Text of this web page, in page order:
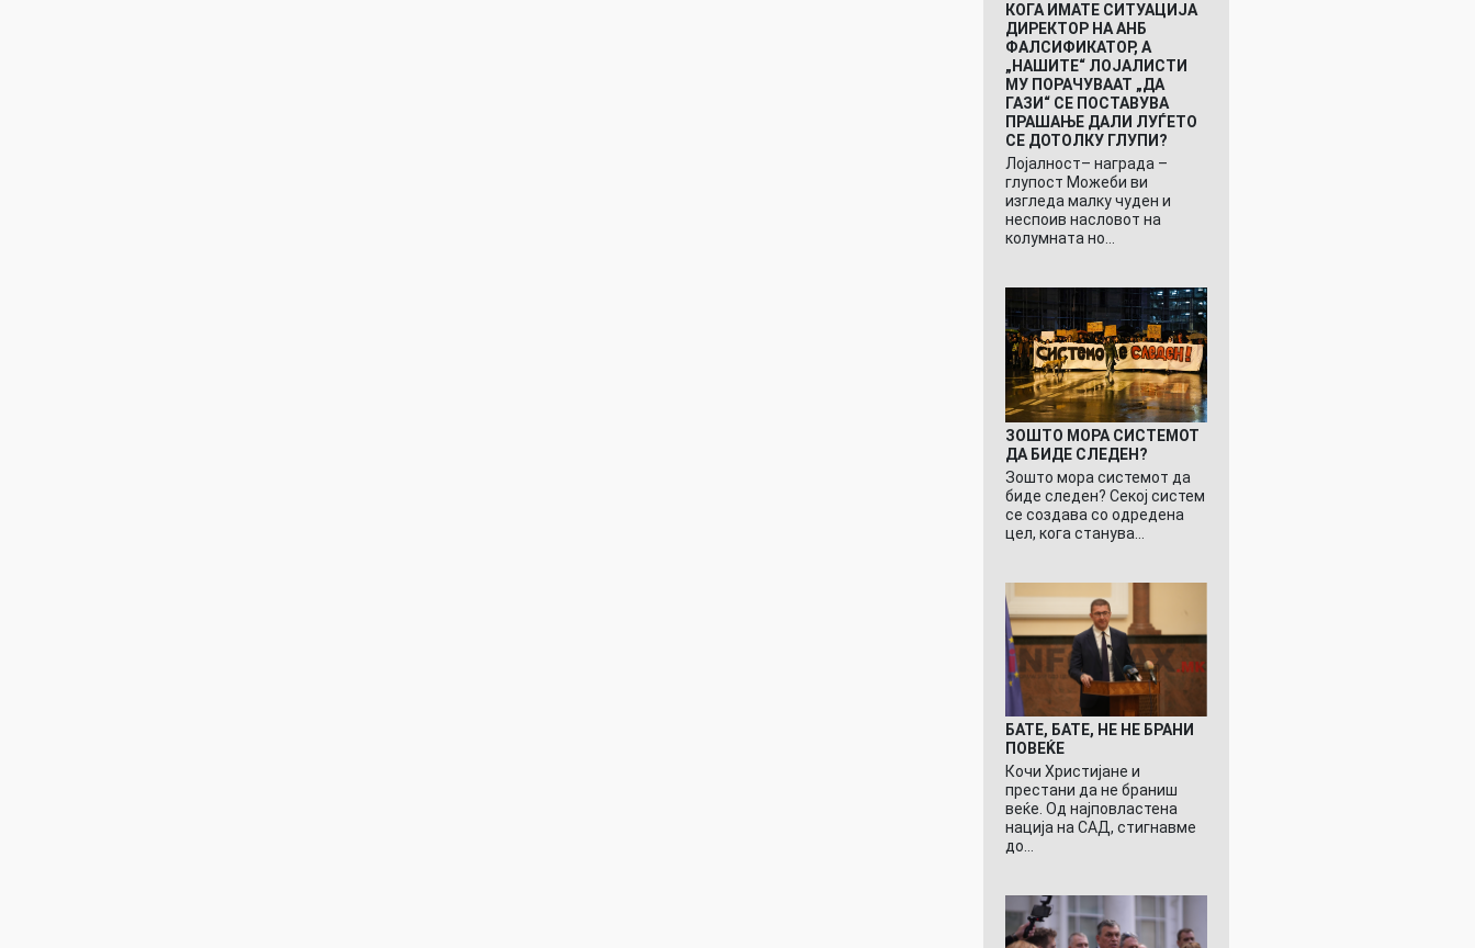
КОГА ИМАТЕ СИТУАЦИЈА
ДИРЕКТОР НА АНБ
ФАЛСИФИКАТОР, А
„НАШИТЕ“ ЛОЈАЛИСТИ
МУ ПОРАЧУВААТ „ДА
ГАЗИ“ СЕ ПОСТАВУВА
ПРАШАЊЕ ДАЛИ ЛУЃЕТО
СЕ ДОТОЛКУ ГЛУПИ?
Лојалност– награда –
глупост Можеби ви
изгледа малку чуден и
неспоив насловот на
колумната но…
ЗОШТО МОРА СИСТЕМОТ
ДА БИДЕ СЛЕДЕН?
Зошто мора системот да
биде следен? Секој систем
се создава со одредена
цел, кога станува…
БАТЕ, БАТЕ, НЕ НЕ БРАНИ
ПОВЕЌЕ
Кочи Христијане и
престани да не браниш
веќе. Од најповластена
нација на САД, стигнавме
до…